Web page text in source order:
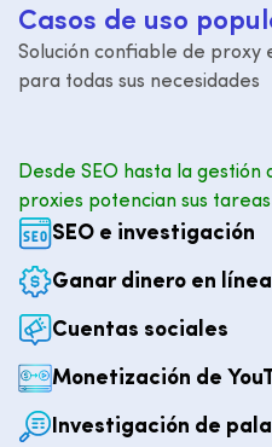
Casos de uso popul
Solución confiable de proxy
para todas sus necesidades
Desde SEO hasta la
proxies potencian sus
SEO e investigación
Ganar dinero en línea
Cuentas sociales
Monetización de
Investigación de